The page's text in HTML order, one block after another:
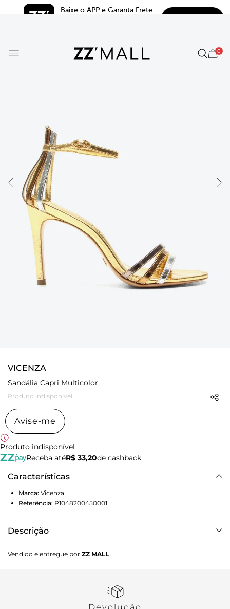
Baixe o APP e Garanta Frete
0
VICENZA
Sandália Capri Multicolor
Produto indisponível
Avise-me
Produto indisponível
Receba atéR$ 33,20de cashback
Características
Marca: Vicenza
Referência: P1048200450001
Descrição
metalizadas cruzam o pé de forma delicada, enquanto os
detalhes na parte traseira completam o design com
tornando a sandália perfeita para quem quer adicionar
Vendido e entregue por ZZ MALL